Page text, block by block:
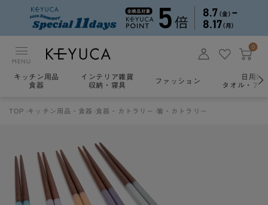
MENU
0
キッチン用品
食器
インテリア雑貨
収納・寝具
ファッション
日用雑
タオル・ア
TOP キッチン用品・食器 食器・カトラリー 箸・カトラリー